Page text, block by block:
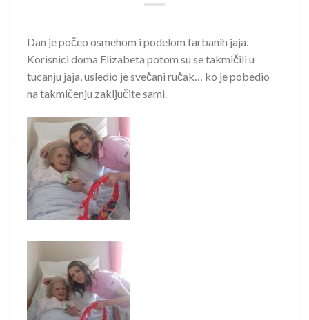
Dan je počeo osmehom i podelom farbanih jaja.
Korisnici doma Elizabeta potom su se takmičili u
tucanju jaja, usledio je svečani ručak… ko je pobedio
na takmičenju zaključite sami.